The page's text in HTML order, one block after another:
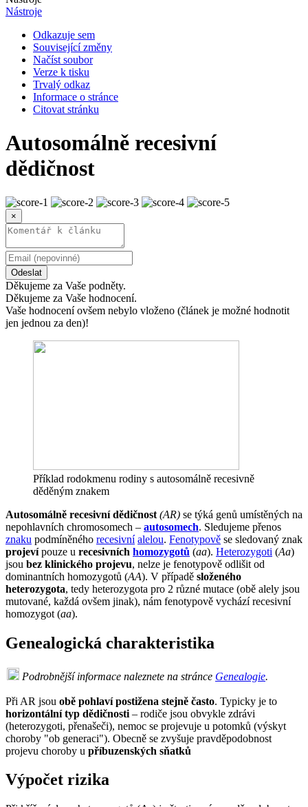
Nástroje
Odkazuje sem
Související změny
Načíst soubor
Verze k tisku
Trvalý odkaz
Informace o stránce
Citovat stránku
Autosomálně recesivní
dědičnost
×
Odeslat
Děkujeme za Vaše podněty.
Děkujeme za Vaše hodnocení.
Vaše hodnocení ovšem nebylo vloženo (článek je možné hodnotit
jen jednou za den)!
Příklad rodokmenu rodiny s autosomálně recesivně
děděným znakem
Autosomálně recesivní dědičnost (AR) se týká genů umístěných na
nepohlavních chromosomech – autosomech. Sledujeme přenos
znaku podmíněného recesivní alelou. Fenotypově se sledovaný znak
projevípouze u recesivních homozygotů (aa). Heterozygoti (Aa)
jsou bez klinického projevu, nelze je fenotypově odlišit od
dominantních homozygotů (AA). V případě složeného
heterozygota, tedy heterozygota pro 2 různé mutace (obě alely jsou
mutované, každá ovšem jinak), nám fenotypově vychází recesivní
homozygot (aa).
Genealogická charakteristika
Podrobnější informace naleznete na stránce Genealogie.
Při AR jsou obě pohlaví postižena stejně často. Typicky je to
horizontální typ dědičnosti – rodiče jsou obvykle zdrávi
(heterozygoti, přenašeči), nemoc se projevuje u potomků (výskyt
choroby "ob generaci"). Obecně se zvyšuje pravděpodobnost
projevu choroby u příbuzenských sňatků
Výpočet rizika